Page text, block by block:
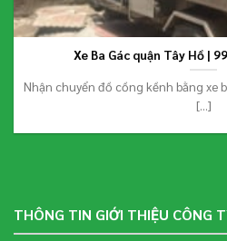
Xe Ba Gác quận Tây Hồ |
Nhận chuyển đồ cồng kềnh bằng xe
[...]
THÔNG TIN GIỚI THIỆU CÔNG